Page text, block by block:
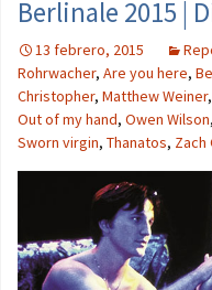
Berlinale 2015 |
13 febrero, 2015
Rohrwacher, Are you here,
Christopher, Matthew Weiner,
Out of my hand, Owen Wilson,
Sworn virgin, Thanatos, Zach